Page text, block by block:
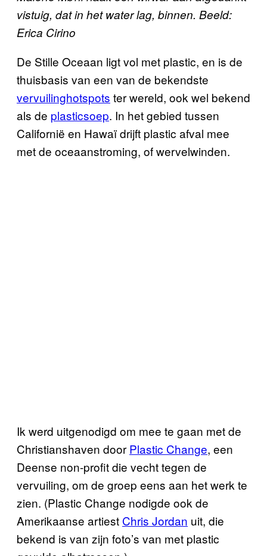
vistuig, dat in het water lag, binnen. Beeld:
Erica Cirino
De Stille Oceaan ligt vol met plastic, en is de
thuisbasis van een van de bekendste
vervuilinghotspots ter wereld, ook wel bekend
als de plasticsoep. In het gebied tussen
Californië en Hawaï drijft plastic afval mee
met de oceaanstroming, of wervelwinden.
Ik werd uitgenodigd om mee te gaan met de
Christianshaven door Plastic Change, een
Deense non-profit die vecht tegen de
vervuiling, om de groep eens aan het werk te
zien. (Plastic Change nodigde ook de
Amerikaanse artiest Chris Jordan uit, die
bekend is van zijn foto’s van met plastic